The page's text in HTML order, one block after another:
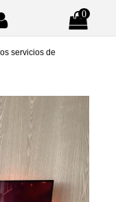
0
servicios de